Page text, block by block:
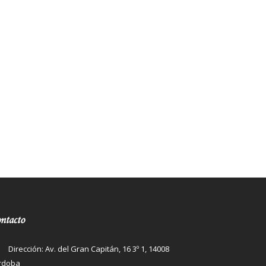
Dirección: Av. del Gran Capitán, 16 3º 1, 14008